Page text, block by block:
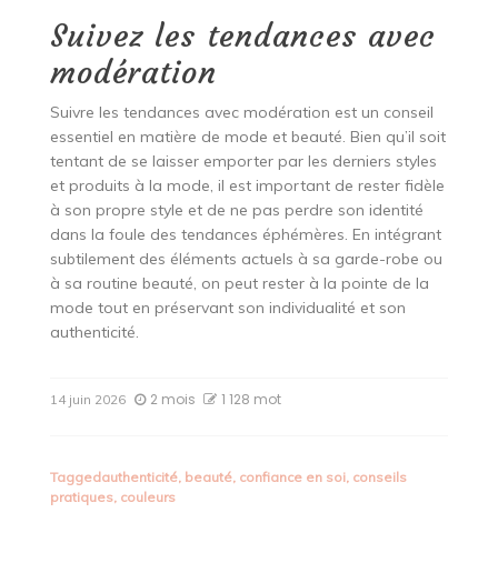
Suivez les tendances avec
modération
Suivre les tendances avec modération est un conseil
essentiel en matière de mode et beauté. Bien qu’il soit
tentant de se laisser emporter par les derniers styles
et produits à la mode, il est important de rester fidèle
à son propre style et de ne pas perdre son identité
dans la foule des tendances éphémères. En intégrant
subtilement des éléments actuels à sa garde-robe ou
à sa routine beauté, on peut rester à la pointe de la
mode tout en préservant son individualité et son
authenticité.
14 juin 2026 2 mois 1 128 mot
Taggedauthenticité, beauté, confiance en soi, conseils
pratiques, couleurs